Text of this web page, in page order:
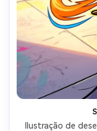
Ilustração de